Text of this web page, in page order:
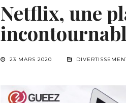
Netflix, une
23 MARS 2020